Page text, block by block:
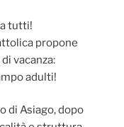
tutti!
propone
vacanza:
adulti!
di Asiago, dopo